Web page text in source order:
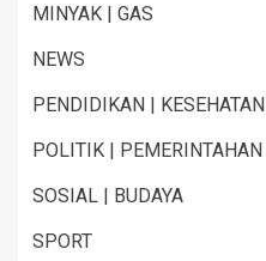
MINYAK | GAS
NEWS
PENDIDIKAN | KESEHATAN
POLITIK | PEMERINTAHAN
SOSIAL | BUDAYA
SPORT